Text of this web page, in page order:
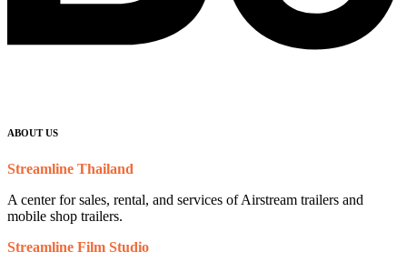
ABOUT US
Streamline Thailand
A center for sales, rental, and services of Airstream trailers and
mobile shop trailers.
Streamline Film Studio